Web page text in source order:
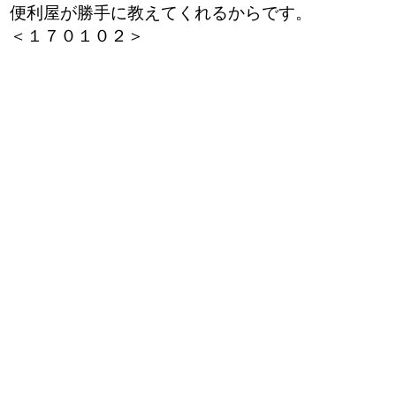
便利屋が勝手に教えてくれるからです。
＜１７０１０２＞